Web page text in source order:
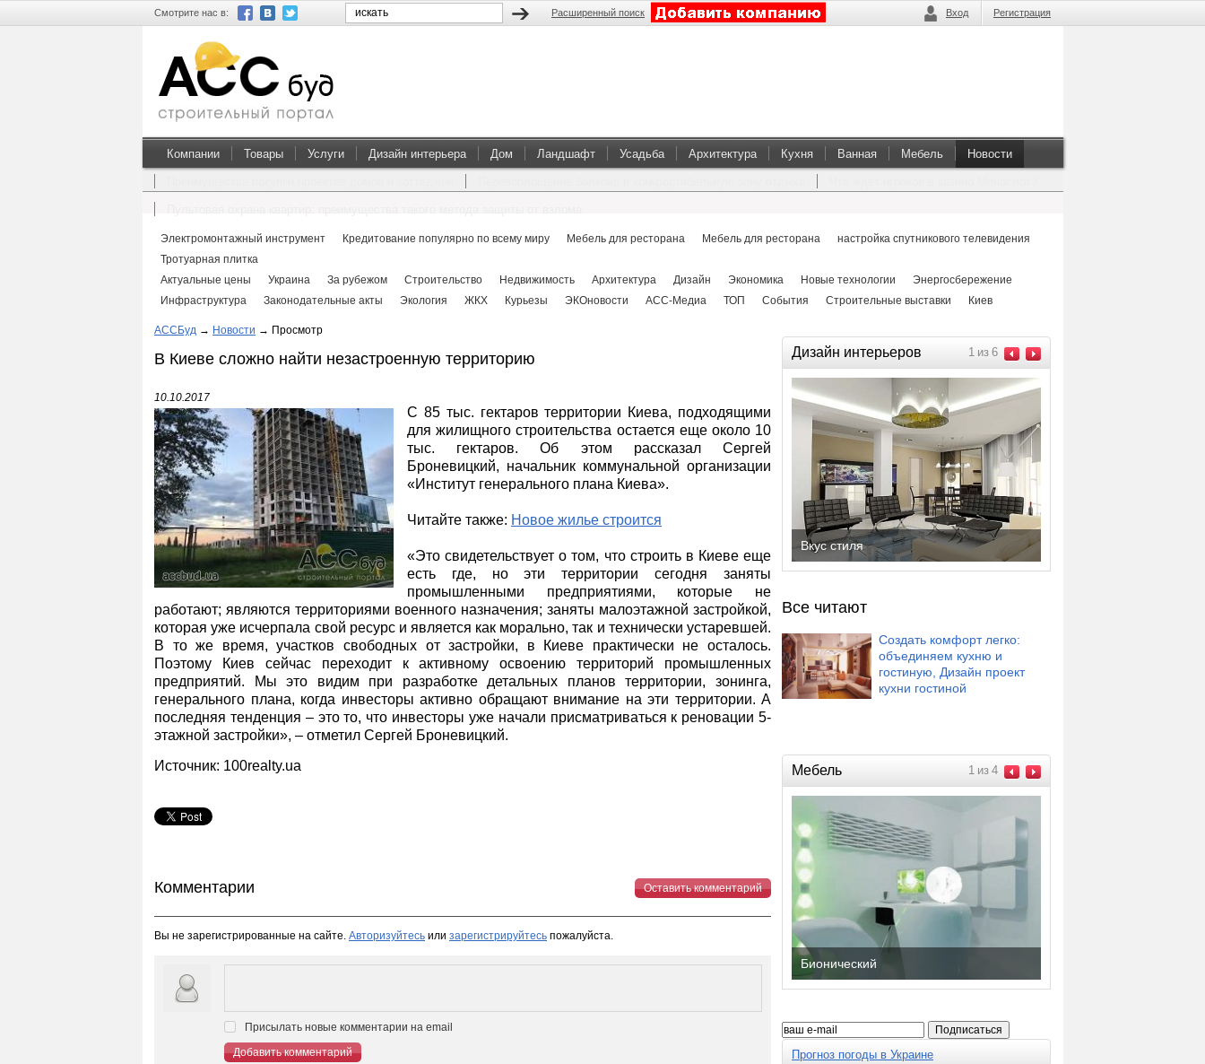
Смотрите нас в: Расширенный поиск Вход Регистрация
Компании Товары Услуги Дизайн интерьера Дом Ландшафт Усадьба Архитектура Кухня Ванная Мебель Новости
Электромонтажный инструмент Кредитование популярно по всему миру Мебель для ресторана Мебель для ресторана
настройка спутникового телевидения
Тротуарная плитка
Актуальные цены
Украина За рубежом Строительство Недвижимость Архитектура Дизайн Экономика Новые технологии
Энергосбережение
Инфраструктура
Законодательные акты Экология ЖКХ Курьезы ЭКОновости АСС-Медиа ТОП События Строительные выставки Киев
АССБуд → Новости → Просмотр
В Киеве сложно найти незастроенную территорию
10.10.2017
С 85 тыс. гектаров территории Киева, подходящими
для жилищного строительства остается еще около 10
тыс. гектаров. Об этом рассказал Сергей
Броневицкий, начальник коммунальной организации
«Институт генерального плана Киева».
Читайте также: Новое жилье строится
«Это свидетельствует о том, что строить в Киеве еще
есть где, но эти территории сегодня заняты
промышленными предприятиями, которые не
работают; являются территориями военного назначения; заняты малоэтажной застройкой,
которая уже исчерпала свой ресурс и является как морально, так и технически устаревшей.
В то же время, участков свободных от застройки, в Киеве практически не осталось.
Поэтому Киев сейчас переходит к активному освоению территорий промышленных
предприятий. Мы это видим при разработке детальных планов территории, зонинга,
генерального плана, когда инвесторы активно обращают внимание на эти территории. А
последняя тенденция – это то, что инвесторы уже начали присматриваться к реновации 5-
этажной застройки», – отметил Сергей Броневицкий.
Источник: 100realty.ua
Комментарии Оставить комментарий
Вы не зарегистрированные на сайте. Авторизуйтесь или зарегистрируйтесь пожалуйста.
Присылать новые комментарии на email
Добавить комментарий
Дизайн интерьеров 1 из 6
Вкус стиля
Все читают
Создать комфорт легко:
объединяем кухню и
гостиную, Дизайн проект
кухни гостиной
Мебель 1 из 4
Бионический
Прогноз погоды в Украине